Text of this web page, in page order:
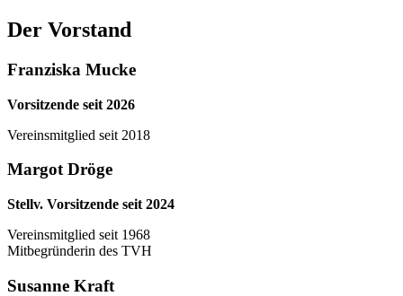
Der Vorstand
Franziska Mucke
Vorsitzende seit 2026
Vereinsmitglied seit 2018
Margot Dröge
Stellv. Vorsitzende seit 2024
Vereinsmitglied seit 1968
Mitbegründerin des TVH
Susanne Kraft